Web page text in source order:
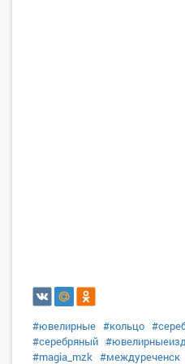
#ювелирные #кольцо
#серебряный
#magia_mzk #междуреченск